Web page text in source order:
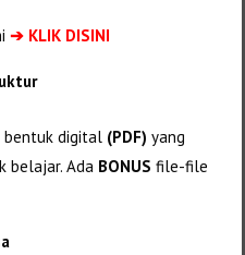
➔ KLIK DISINI
bentuk digital (PDF) yang
belajar. Ada BONUS file-file